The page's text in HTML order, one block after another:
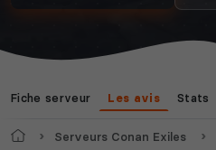
Myth of Empires
Fiche serveur Les avis Stats
AccueilServeurs Conan Exiles